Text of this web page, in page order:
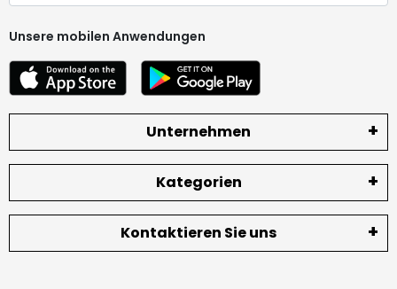
Unsere mobilen Anwendungen
Unternehmen
Kategorien
Kontaktieren Sie uns